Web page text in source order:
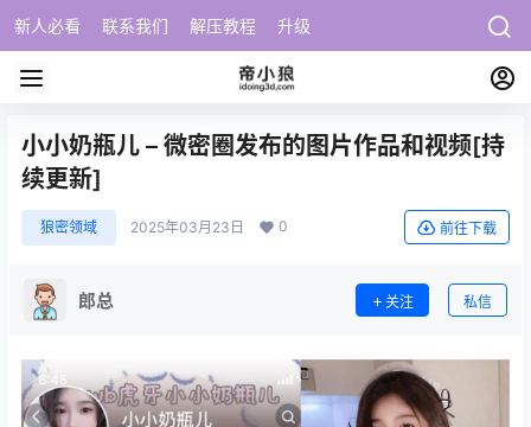
新人必看 联系我们 解压教程 升级
小小奶瓶儿 – 微密圈发布的图片作品和视频[持
续更新]
狼密领域 2025年03月23日 0 前往下载
郎总 关注 私信